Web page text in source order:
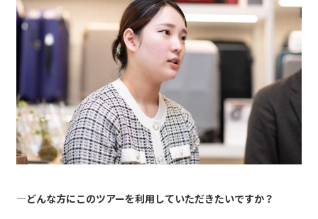
―どんな方にこのツアーを利用していただきたいですか？